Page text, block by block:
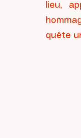
lieu,
quête